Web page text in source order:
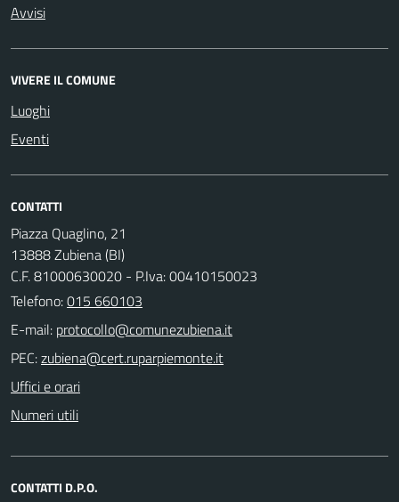
Avvisi
VIVERE IL COMUNE
Luoghi
Eventi
CONTATTI
Piazza Quaglino, 21
13888 Zubiena (BI)
C.F. 81000630020 - P.Iva: 00410150023
Telefono:015 660103
E-mail:
PEC:
Uffici e orari
Numeri utili
CONTATTI D.P.O.